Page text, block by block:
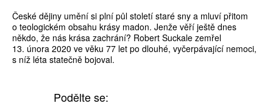
České dějiny umění si plní půl století staré sny a mluví přitom
o teologickém obsahu krásy madon. Jenže věří ještě dnes
někdo, že nás krása zachrání? Robert Suckale zemřel
13. února 2020 ve věku 77 let po dlouhé, vyčerpávající nemoci,
s níž léta statečně ­bojoval.
Podělte se: